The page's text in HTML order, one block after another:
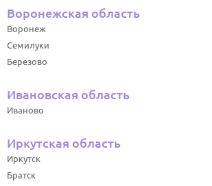
Воронежская область
Воронеж
Семилуки
Березово
Ивановская область
Иваново
Иркутская область
Иркутск
Братск